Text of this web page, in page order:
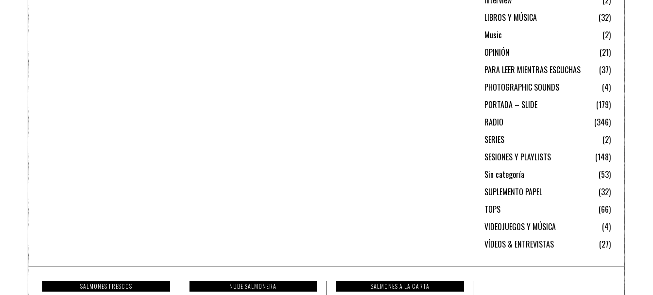
LIBROS Y MÚSICA
32
Music
2
OPINIÓN
21
PARA LEER MIENTRAS ESCUCHAS
37
PHOTOGRAPHIC SOUNDS
4
PORTADA – SLIDE
179
RADIO
346
SERIES
2
SESIONES Y PLAYLISTS
148
Sin categoría
53
SUPLEMENTO PAPEL
32
TOPS
66
VIDEOJUEGOS Y MÚSICA
4
VÍDEOS & ENTREVISTAS
27
SALMONES FRESCOS NUBE SALMONERA SALMONES A LA CARTA